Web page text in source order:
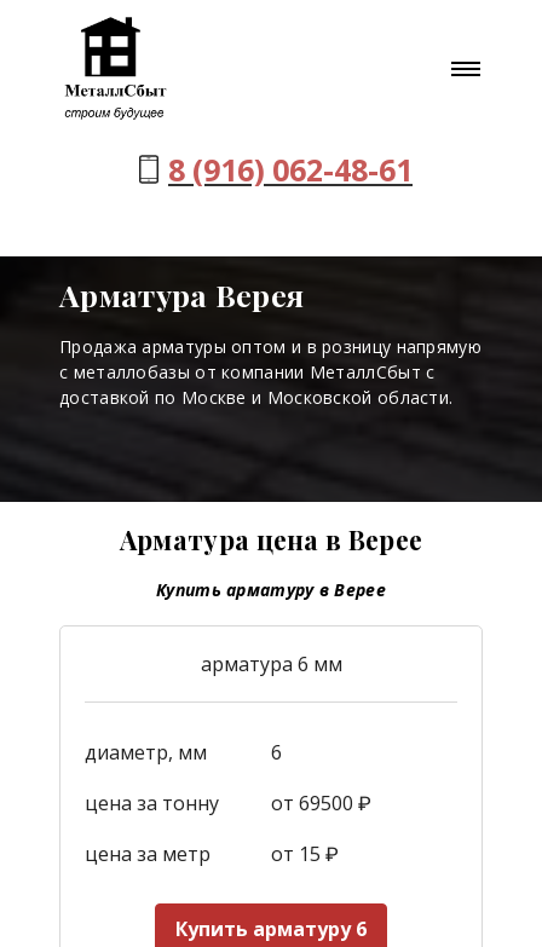
8 (916) 062-48-61
Арматура Верея
Продажа арматуры оптом и в розницу напрямую
с металлобазы от компании МеталлСбыт с
доставкой по Москве и Московской области.
Арматура цена в Верее
Купить арматуру в Верее
арматура 6 мм
диаметр, мм
6
цена за тонну
от 69500 ₽
цена за метр
от 15 ₽
Купить арматуру 6